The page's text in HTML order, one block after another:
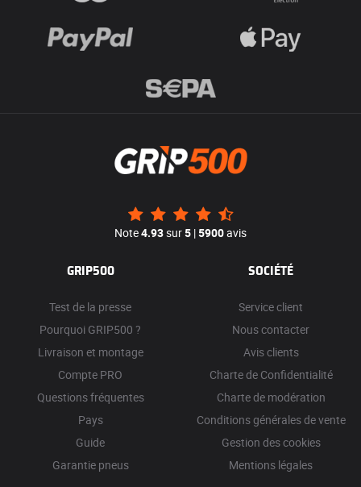
Note4.93sur5 |5900avis
GRIP500
Test de la presse
Pourquoi GRIP500 ?
Livraison et montage
Compte PRO
Questions fréquentes
Pays
Guide
Garantie pneus
SOCIÉTÉ
Service client
Nous contacter
Avis clients
Charte de Confidentialité
Charte de modération
Conditions générales de vente
Gestion des cookies
Mentions légales